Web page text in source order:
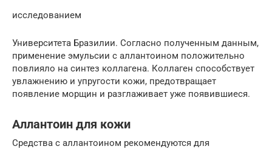
исследованием
Университета Бразилии. Согласно полученным данным,
применение эмульсии с аллантоином положительно
повлияло на синтез коллагена. Коллаген способствует
увлажнению и упругости кожи, предотвращает
появление морщин и разглаживает уже появившиеся.
Аллантоин для кожи
Средства с аллантоином рекомендуются для